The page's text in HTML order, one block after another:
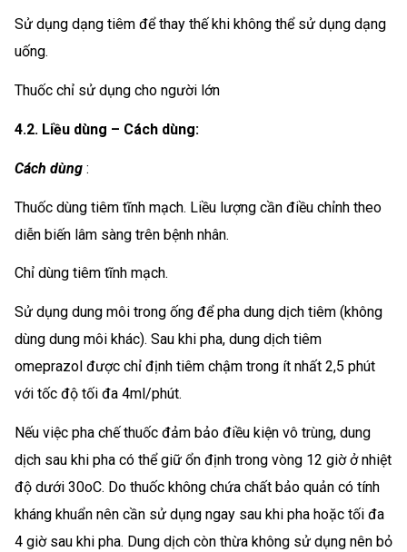
Sử dụng dạng tiêm để thay thế khi không thể sử dụng dạng
uống.
Thuốc chỉ sử dụng cho người lớn
4.2. Liều dùng – Cách dùng:
Cách dùng :
Thuốc dùng tiêm tĩnh mạch. Liều lượng cần điều chỉnh theo
diễn biến lâm sàng trên bệnh nhân.
Chỉ dùng tiêm tĩnh mạch.
Sử dụng dung môi trong ống để pha dung dịch tiêm (không
dùng dung môi khác). Sau khi pha, dung dịch tiêm
omeprazol được chỉ định tiêm chậm trong ít nhất 2,5 phút
với tốc độ tối đa 4ml/phút.
Nếu việc pha chế thuốc đảm bảo điều kiện vô trùng, dung
dịch sau khi pha có thể giữ ổn định trong vòng 12 giờ ở nhiệt
độ dưới 30oC. Do thuốc không chứa chất bảo quản có tính
kháng khuẩn nên cần sử dụng ngay sau khi pha hoặc tối đa
4 giờ sau khi pha. Dung dịch còn thừa không sử dụng nên bỏ